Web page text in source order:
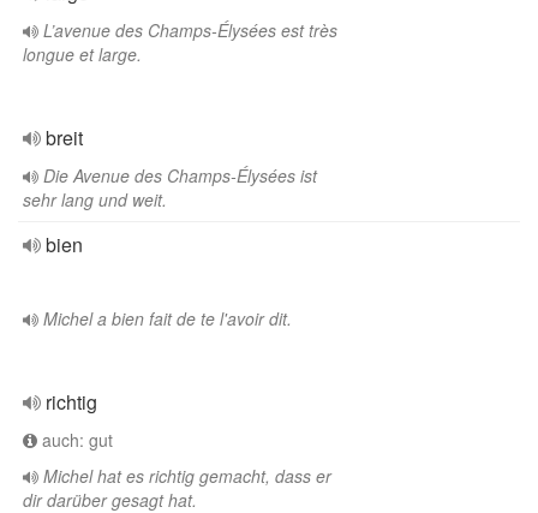
L’avenue des Champs-Élysées est très
longue et large.
breit
Die Avenue des Champs-Élysées ist
sehr lang und weit.
bien
Michel a bien fait de te l'avoir dit.
richtig
auch: gut
Michel hat es richtig gemacht, dass er
dir darüber gesagt hat.